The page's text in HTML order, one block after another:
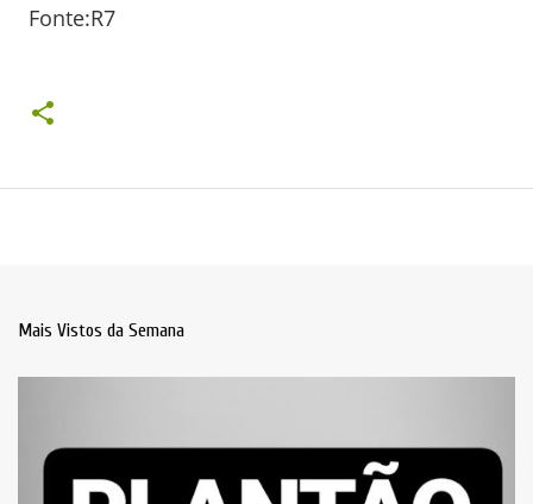
Fonte:R7
Mais Vistos da Semana